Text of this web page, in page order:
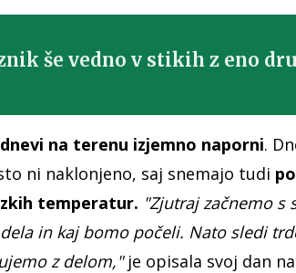
še vedno v stikih z eno
dnevi na terenu izjemno naporni.
ni naklonjeno, saj snemajo tudi
temperatur. "Zjutraj začnemo s
in kaj bomo počeli. Nato sledi
z delom,"je opisala svoj dan